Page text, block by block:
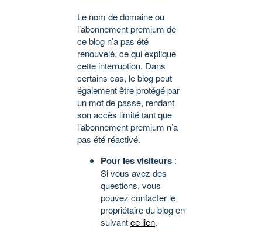
Le nom de domaine ou
l’abonnement premium de
ce blog n’a pas été
renouvelé, ce qui explique
cette interruption. Dans
certains cas, le blog peut
également être protégé par
un mot de passe, rendant
son accès limité tant que
l’abonnement premium n’a
pas été réactivé.
Pour les visiteurs :
Si vous avez des
questions, vous
pouvez contacter le
propriétaire du blog en
suivantce lien.